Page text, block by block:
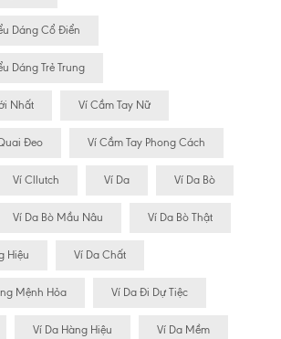
Dáng Cổ Điển
Dáng Trẻ Trung
Nhất Ví Cầm Tay Nữ
Đeo Ví Cầm Tay Phong Cách
Ví Cllutch Ví Da Ví Da Bò
Ví Da Bò Mầu Nâu Ví Da Bò Thật
Hiệu Ví Da Chất
Mệnh Hỏa Ví Da Đi Dự Tiệc
Ví Da Hàng Hiệu Ví Da Mềm